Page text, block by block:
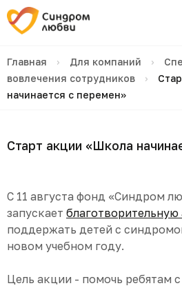
Главная › Для компаний ›
вовлечения сотрудников
›
начинается с перемен»
Старт акции «Школа
С 11 августа фонд «Синдром
запускает
поддержать детей с
новом учебном году.
Цель акции - помочь ребятам